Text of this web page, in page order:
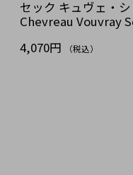
セック キュヴェ・
Chevreau Vouvray
4,070円
（税込）